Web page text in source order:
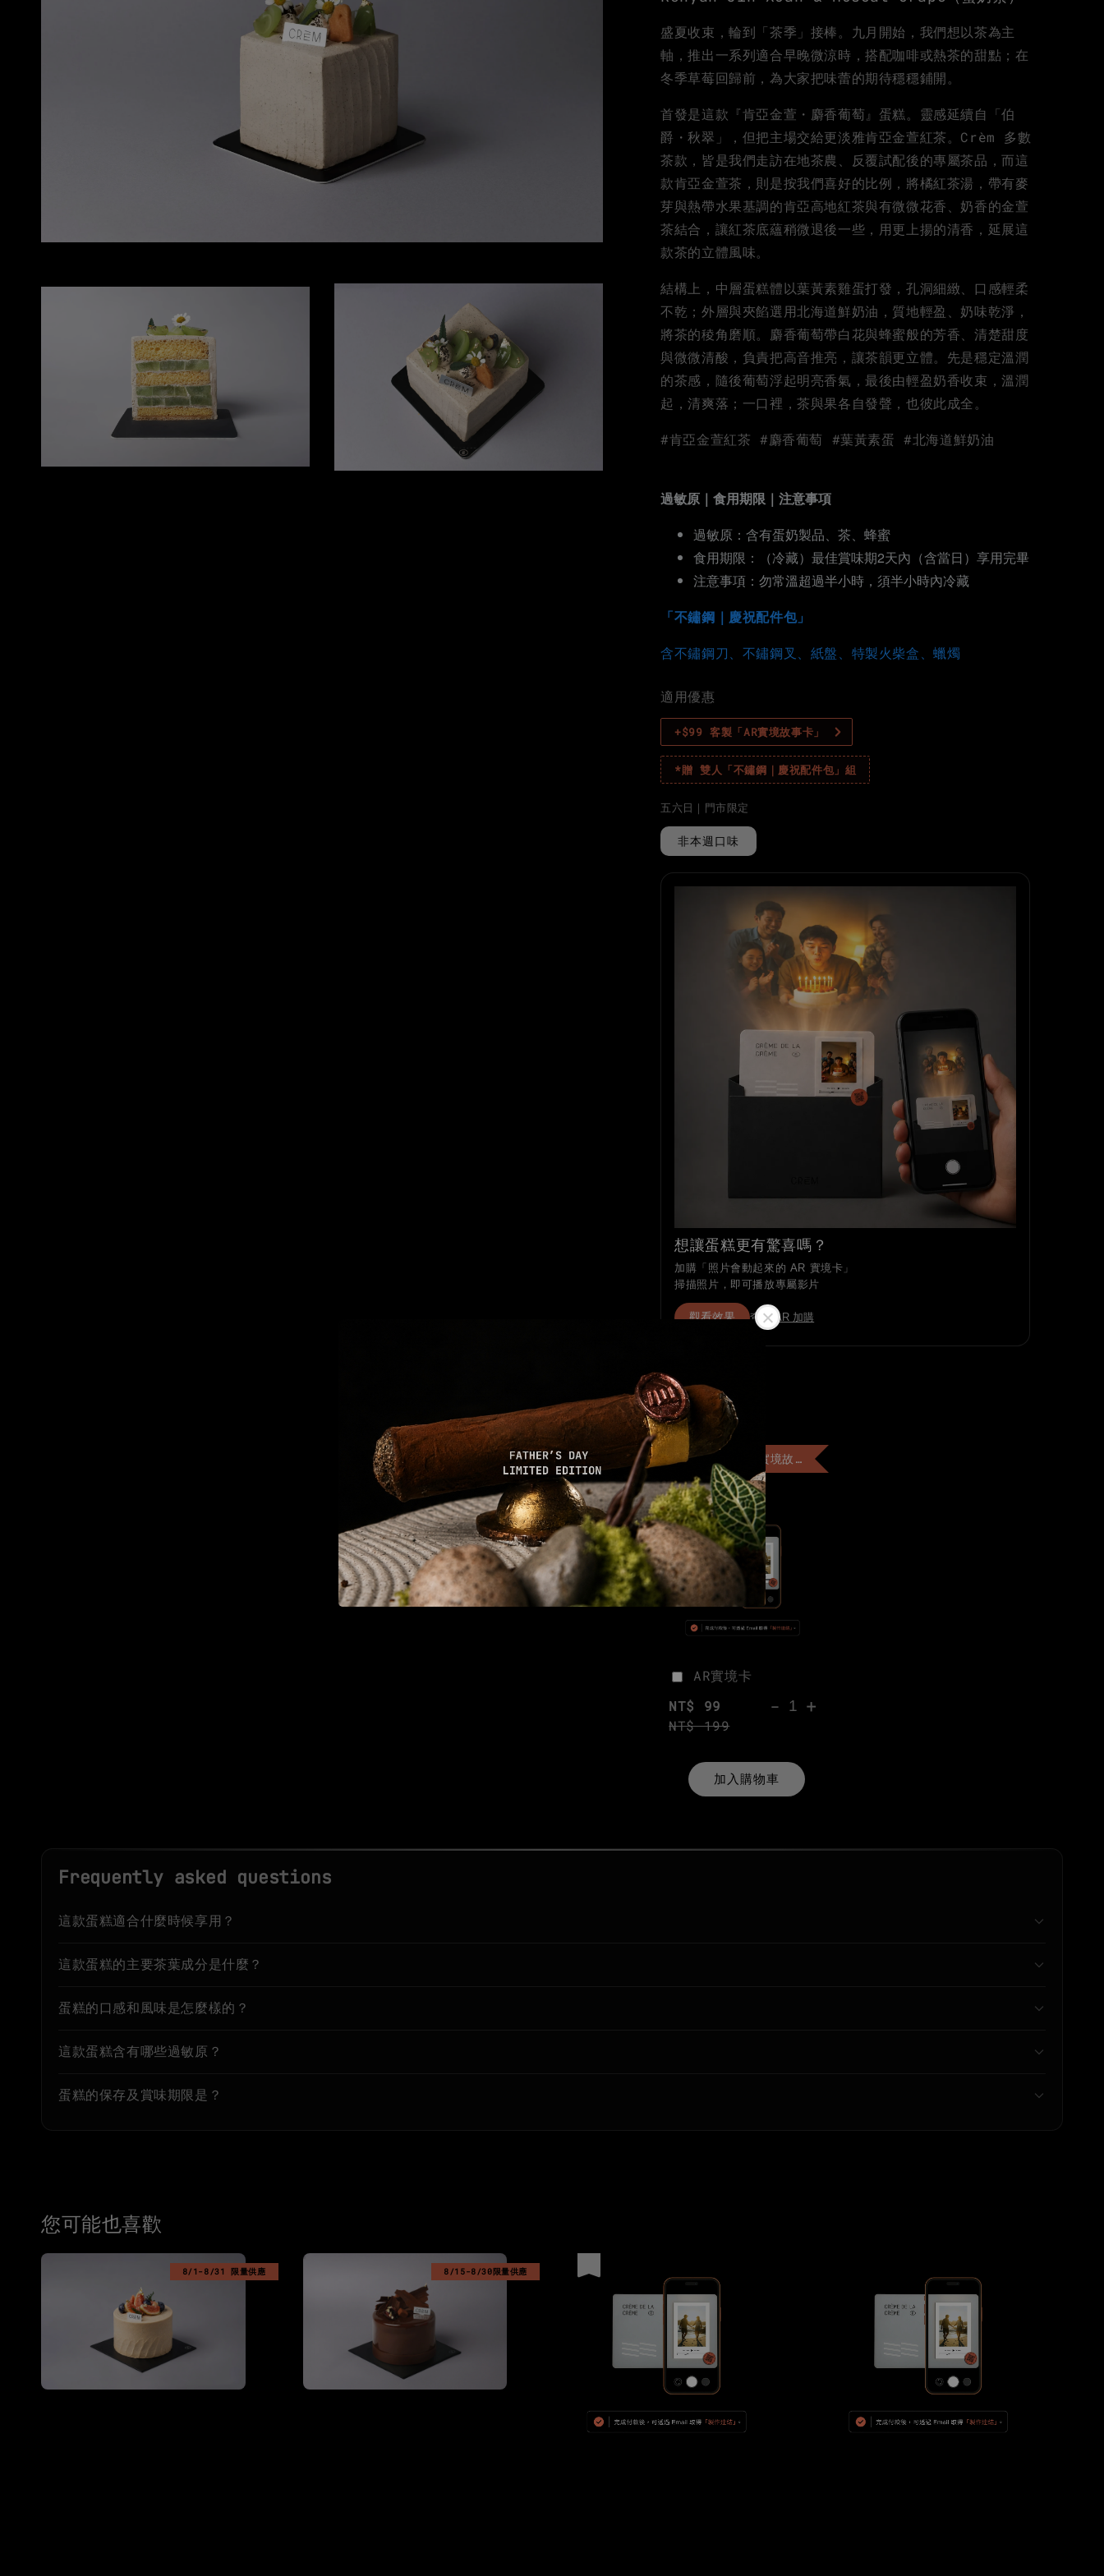
盛夏收束，輪到「茶季」接棒。九月開始，我們想以茶為主
軸，推出一系列適合早晚微涼時，搭配咖啡或熱茶的甜點；在
冬季草莓回歸前，為大家把味蕾的期待穩穩鋪開。
首發是這款『肯亞金萱・麝香葡萄』蛋糕。靈感延續自「伯
爵・秋翠」，但把主場交給更淡雅肯亞金萱紅茶。Crèm 多數
茶款，皆是我們走訪在地茶農、反覆試配後的專屬茶品，而這
款肯亞金萱茶，則是按我們喜好的比例，將橘紅茶湯，帶有麥
芽與熱帶水果基調的肯亞高地紅茶與有微微花香、奶香的金萱
茶結合，讓紅茶底蘊稍微退後一些，用更上揚的清香，延展這
款茶的立體風味。
結構上，中層蛋糕體以葉黃素雞蛋打發，孔洞細緻、口感輕柔
不乾；外層與夾餡選用北海道鮮奶油，質地輕盈、奶味乾淨，
將茶的稜角磨順。麝香葡萄帶白花與蜂蜜般的芳香、清楚甜度
與微微清酸，負責把高音推亮，讓茶韻更立體。先是穩定溫潤
的茶感，隨後葡萄浮起明亮香氣，最後由輕盈奶香收束，溫潤
起，清爽落；一口裡，茶與果各自發聲，也彼此成全。
#肯亞金萱紅茶 #麝香葡萄 #葉黃素蛋 #北海道鮮奶油
過敏原｜食用期限｜注意事項
過敏原：含有蛋奶製品、茶、蜂蜜
食用期限：（冷藏）最佳賞味期2天內（含當日）享用完畢
注意事項：勿常溫超過半小時，須半小時內冷藏
「不鏽鋼｜慶祝配件包」
含不鏽鋼刀、不鏽鋼叉、紙盤、特製火柴盒、蠟燭
適用優惠
+$99 客製「AR實境故事卡」
*贈 雙人「不鏽鋼｜慶祝配件包」組
五六日｜門市限定
非本週口味
想讓蛋糕更有驚喜嗎？
加購「照片會動起來的 AR 實境卡」
掃描照片，即可播放專屬影片
觀看效果 查看 AR 加購
+$99 客製「AR實境故事卡」
AR實境卡
NT$ 99
NT$ 199
- +
加入購物車
Frequently asked questions
這款蛋糕適合什麼時候享用？
這款蛋糕的主要茶葉成分是什麼？
蛋糕的口感和風味是怎麼樣的？
這款蛋糕含有哪些過敏原？
蛋糕的保存及賞味期限是？
您可能也喜歡
8/1-8/31 限量供應 8/15-8/30限量供應